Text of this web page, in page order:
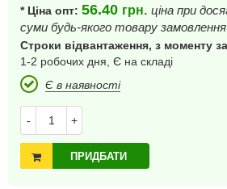
* Ціна опт: 56.40 грн. ціна при
суми будь-якого товару
Строки відвантаження, з моменту
1-2 робочих дня, Є на складі
Є в наявності
- +
ПРИДБАТИ